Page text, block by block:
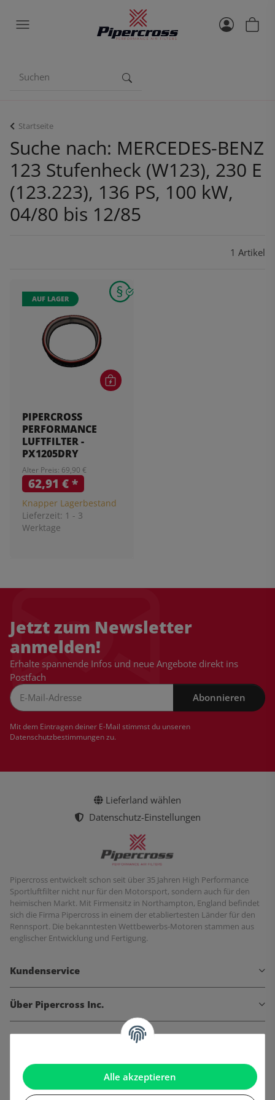
Alle akzeptieren
Startseite
Suche nach: MERCEDES-BENZ
123 Stufenheck (W123), 230 E
(123.223), 136 PS, 100 kW,
04/80 bis 12/85
1 Artikel
AUF LAGER
PIPERCROSS
PERFORMANCE
LUFTFILTER -
PX1205DRY
Alter Preis: 69,90 €
62,91 €*
Knapper Lagerbestand
Lieferzeit: 1 - 3
Werktage
Jetzt zum Newsletter
anmelden!
Erhalte spannende Infos und neue Angebote direkt ins
Postfach
Abonnieren
Mit dem Eintragen deiner E-Mail stimmst du unseren
Datenschutzbestimmungenzu.
Lieferland wählen
Datenschutz-Einstellungen
Pipercross entwickelt schon seit über 35 Jahren High Performance
Sportluftfilter nicht nur für den Motorsport, sondern auch für den
heimischen Markt. Mit Firmensitz in Northampton, England befindet
sich die Firma Pipercross in einem der etabliertesten Länder für den
Rennsport. Die bekanntesten Wettbewerbs-Motoren stammen aus
englischer Entwicklung und Fertigung.
Kundenservice
Über Pipercross Inc.
Informationen
Gesetzliche Informationen